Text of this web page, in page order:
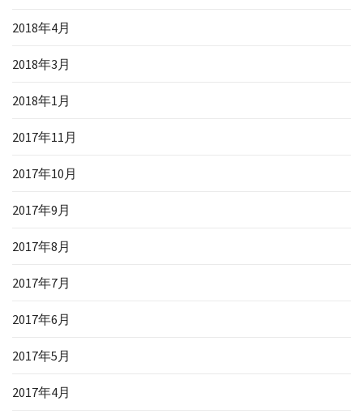
2018年4月
2018年3月
2018年1月
2017年11月
2017年10月
2017年9月
2017年8月
2017年7月
2017年6月
2017年5月
2017年4月